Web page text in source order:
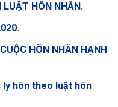
HÔN NHÂN .
.
HÔN NHÂN HẠNH
ly hôn theo luật hôn